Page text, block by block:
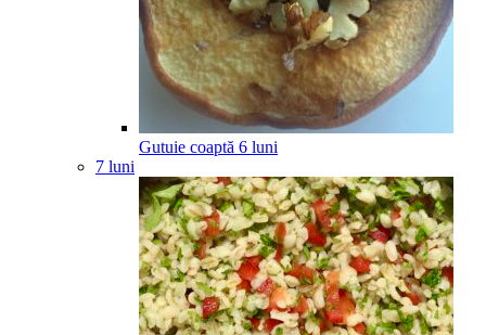
Gutuie coaptă 6 luni
7 luni